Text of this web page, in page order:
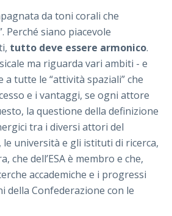
da toni corali che
Perché siano piacevole
tutto deve essere armonico.
ma riguarda vari ambiti - e
tutte le “attività spaziali” che
e i vantaggi, se ogni attore
la questione della definizione
tra i diversi attori del
università e gli istituti di ricerca,
che dell’ESA è membro e che,
accademiche e i progressi
della Confederazione con le